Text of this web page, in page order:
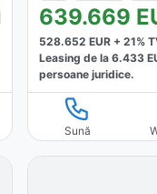
639.669
528.652 EUR + 21%
Leasing de la 6.433
persoane juridice.
Sună